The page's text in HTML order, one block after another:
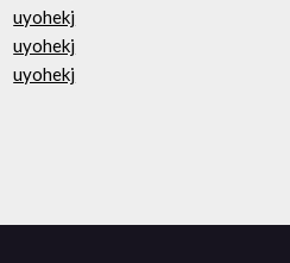
uyohekj
uyohekj
uyohekj